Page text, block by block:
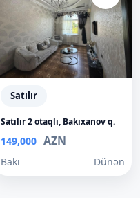
Satılır
Satılır 2 otaqlı, Bakıxanov q.
149,000 AZN
Bakı Dünən